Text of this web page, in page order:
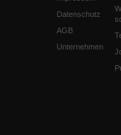
Datenschutz
AGB
Unternehmen